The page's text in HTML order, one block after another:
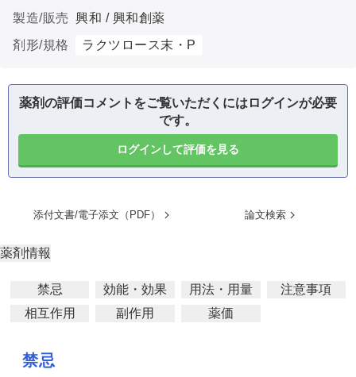
製造/販売 興和 / 興和創薬
剤形/規格
ラクツロース末・P
薬剤の評価コメントをご覧いただくにはログインが必要
です。
ログインして評価を見る
添付文書/電子添文（PDF） 論文検索
薬剤情報
禁忌 効能・効果 用法・用量
注意事項
相互作用
副作用 薬価
禁忌